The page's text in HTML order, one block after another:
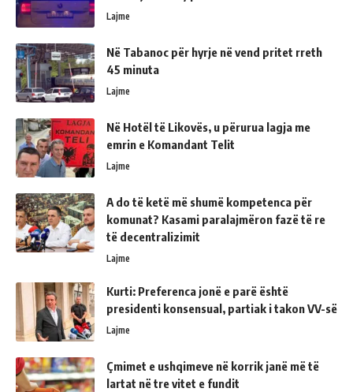
Lajme
Në Tabanoc për hyrje në vend pritet rreth
45 minuta
Lajme
Në Hotël të Likovës, u përurua lagja me
emrin e Komandant Telit
Lajme
A do të ketë më shumë kompetenca për
komunat? Kasami paralajmëron fazë të re
të decentralizimit
Lajme
Kurti: Preferenca jonë e parë është
presidenti konsensual, partiak i takon VV-së
Lajme
Çmimet e ushqimeve në korrik janë më të
lartat në tre vitet e fundit